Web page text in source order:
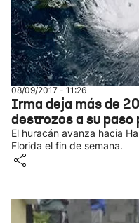
08/09/2017 - 11:26
Irma deja más de
destrozos a su paso
El huracán avanza hacia
Florida el fin de semana.